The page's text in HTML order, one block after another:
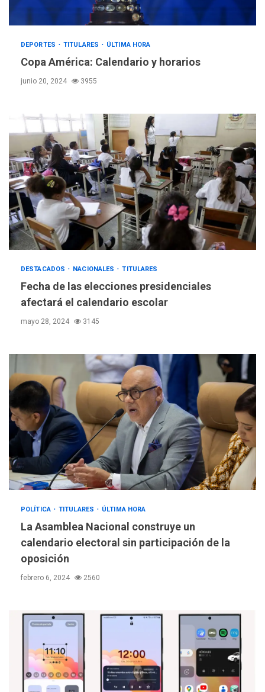
DEPORTES TITULARES ÚLTIMA HORA
Copa América: Calendario y horarios
junio 20, 2024 3955
DESTACADOS NACIONALES TITULARES
Fecha de las elecciones presidenciales
afectará el calendario escolar
mayo 28, 2024 3145
POLÍTICA TITULARES ÚLTIMA HORA
La Asamblea Nacional construye un
calendario electoral sin participación de la
oposición
febrero 6, 2024 2560